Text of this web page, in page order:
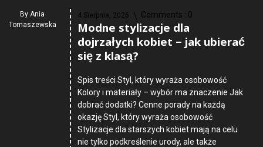
By Ania
Tomaszewska
4 Sierpnia, 2026 Comments : 0
Modne stylizacje dla
dojrzałych kobiet – jak ubierać
się z klasą?
Spis treści Styl, który wyraża osobowość
Kolory i materiały – wybór ma znaczenie Jak
dobrać dodatki? Cenne porady na każdą
okazję Styl, który wyraża osobowość
Stylizacje dla starszych kobiet mają na celu
nie tylko podkreślenie urody, ale także